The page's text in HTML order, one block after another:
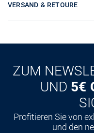
VERSAND & RETOURE
ZUM
UND 5€
Profitieren Sie von
und den